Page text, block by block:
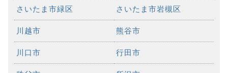
さいたま市緑区 さいたま市岩槻区
川越市 熊谷市
川口市 行田市